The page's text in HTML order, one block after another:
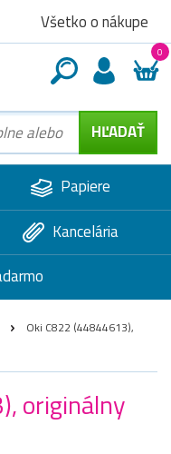
Všetko o nákupe
0
Papiere
Kancelária
Oki C822 (44844613),
originálny